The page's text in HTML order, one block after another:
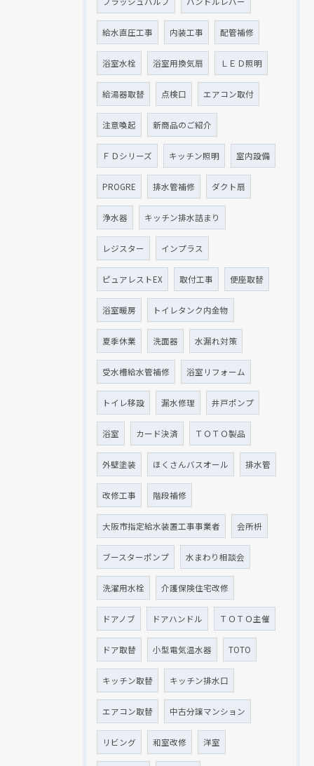
給水直圧工事 内装工事 配管補修
浴室水栓 浴室用換気扇 ＬＥＤ照明
給湯器取替 点検口 エアコン取付
注意喚起 新商品のご紹介
ＦＤシリーズ キッチン照明 室内設備
PROGRE 排水管補修 ダクト扇
浄水器 キッチン排水詰まり
レジスター インプラス
ピュアレストEX 取付工事 便座取替
浴室暖房 トイレタンク内金物
夏季休業 洗面器 水漏れ対策
受水槽給水管補修 浴室リフォーム
トイレ移設 漏水修理 井戸ポンプ
浴室 カード決済 ＴＯＴＯ製品
外壁塗装 ほくさんバスオール 排水管
改修工事 階段補修
大阪市指定給水装置工事事業者 会所枡
ブースターポンプ 水まわり相談会
洗濯用水栓 介護保険住宅改修
ドアノブ ドアハンドル ＴＯＴＯ主催
ドア取替 小型電気温水器 TOTO
キッチン取替 キッチン排水口
エアコン取替 中古分譲マンション
リビング 和室改修 洋室